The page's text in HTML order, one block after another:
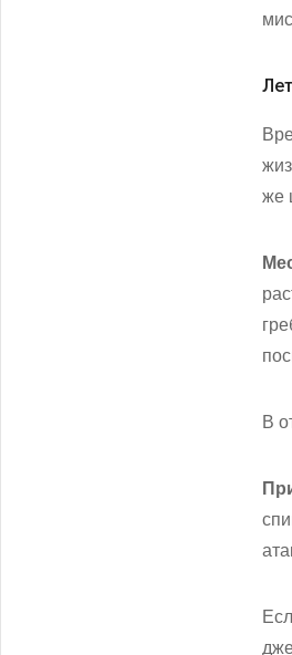
же
В